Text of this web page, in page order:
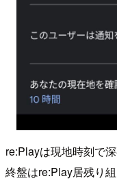
re:Playは現地時刻で
終盤はre:Play居残り